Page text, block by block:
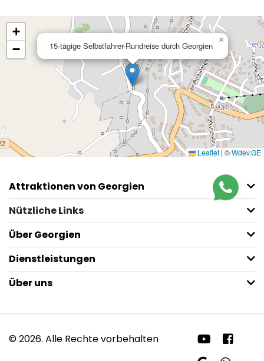
15-tägige Selbstfahrer-Rundreise durch Georgien
×
+
−
Leaflet | ©Wdev.GE
Attraktionen von Georgien
Nützliche Links
Über Georgien
Dienstleistungen
Über uns
© 2026. Alle Rechte vorbehalten